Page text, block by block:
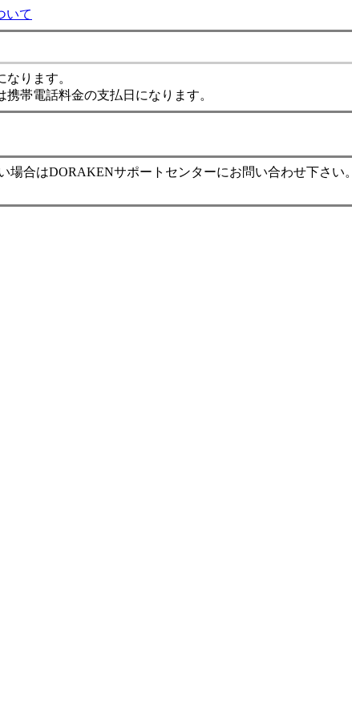
いて
ります。
帯電話料金の支払日になります。
場合はDORAKENサポートセンターにお問い合わせ下さい。